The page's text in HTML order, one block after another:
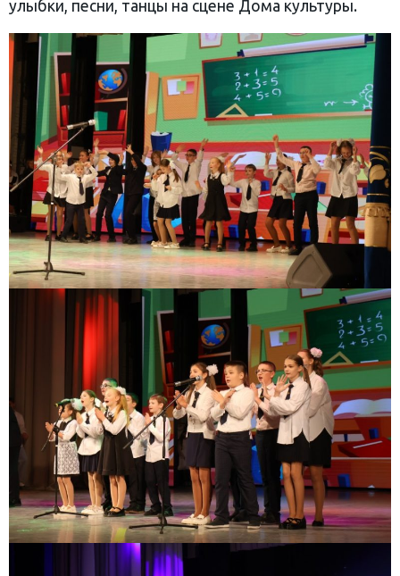
улыбки, песни, танцы на сцене Дома культуры.